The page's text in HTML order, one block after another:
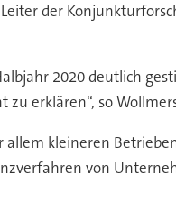
der
2020 deutlich
erklären“, so
kleineren
von